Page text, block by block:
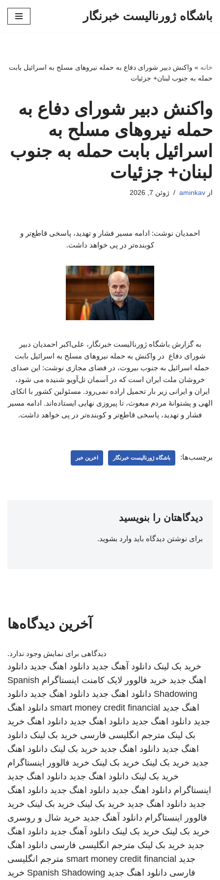
باشگاه ژورنالیست خبرنگار
خانه » واکنش دبیر شورای دفاع به حمله نیروهای مسلح به اسرائیل بابت
حمله به جنوب لبنان+ جزئیات
واکنش دبیر شورای دفاع به
حمله نیروهای مسلح به
اسرائیل بابت حمله به جنوب
لبنان+ جزئیات
از aminkav ژوئن 7, 2026
احمدیان نوشت: ادامه مسیر فشار و تهدید، پاسخی قاطع‌تر و
کوبنده‌تر در پی خواهد داشت.
به گزارش باشگاه ژورنالیست خبرنگار، علی‌اکبر احمدیان دبیر
شورای دفاع در واکنش به حمله نیروهای مسلح به اسرائیل بابت
حمله اسرائیل به جنوب بیروت، در فضای مجازی نوشت: این صدای
خروشان ملت ایران است که در آسمان تل‌آویو شنیده می شود،
ایران و ایرانی زیر بار تحمیل اراده نمی‌رود. مسئولین کشور با اتکای
الهی و پشتوانۀ مردم مبعوث، تا پیروزی نهایی ایستاده‌اند. ادامه مسیر
فشار و تهدید، پاسخی قاطع‌تر و کوبنده‌تر در پی خواهد داشت.
برچسب‌ها: باشگاه ژورنالیست خبرنگار اخرین خبر
دیدگاهتان را بنویسید
برای نوشتن دیدگاه باید وارد بشوید.
آخرین دیدگاه‌ها
دیدگاهی برای نمایش وجود ندارد.
خرید بک لینک دانلود آهنگ جدید دانلود اهنگ جدید دانلود
اهنگ جدید خرید فالوور لایک کامنت اینستاگرام Spanish
Shadowing دانلود اهنگ جدید دانلود اهنگ جدید دانلود
اهنگ جدید smart money credit financial دانلود اهنگ
جدید دانلود اهنگ جدید دانلود اهنگ جدید دانلود اهنگ خرید
بک لینک مترجم انگلیسی فارسی خرید بک لینک دانلود
اهنگ جدید دانلود اهنگ جدید خرید بک لینک دانلود اهنگ
جدید خرید بک لینک خرید بک لینک خرید فالوور اینستاگرام
خرید بک لینک دانلود اهنگ جدید دانلود اهنگ جدید
اینستاگرام دانلود اهنگ جدید دانلود اهنگ جدید دانلود اهنگ
جدید دانلود اهنگ جدید خرید بک لینک خرید بک لینک خرید
فالوور اینستاگرام دانلود آهنگ جدید خرید شال و روسری
خرید بک لینک خرید بک لینک دانلود آهنگ جدید دانلود اهنگ
جدید خرید بک لینک مترجم انگلیسی فارسی دانلود اهنگ
جدید smart money credit financial مترجم انگلیسی
فارسی دانلود اهنگ جدید Spanish Shadowing خرید